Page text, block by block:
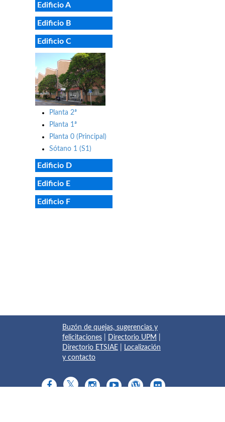
Edificio A
Edificio B
Edificio C
Planta 2ª
Planta 1ª
Planta 0 (Principal)
Sótano 1 (S1)
Edificio D
Edificio E
Edificio F
Buzón de quejas, sugerencias y
felicitaciones
Directorio UPM
Directorio ETSIAE
Localización
y contacto